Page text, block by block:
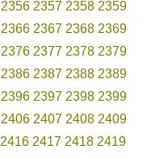
2356 2357 2358 2359
2366 2367 2368 2369
2376 2377 2378 2379
2386 2387 2388 2389
2396 2397 2398 2399
2406 2407 2408 2409
2416 2417 2418 2419